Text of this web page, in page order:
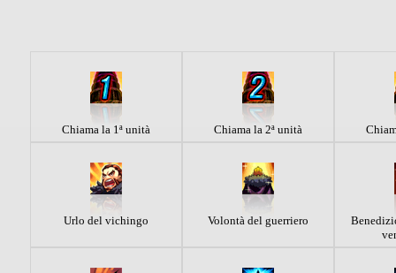
Chiama la 1ª unità Chiama la 2ª unità
Urlo del vichingo Volontà del guerriero